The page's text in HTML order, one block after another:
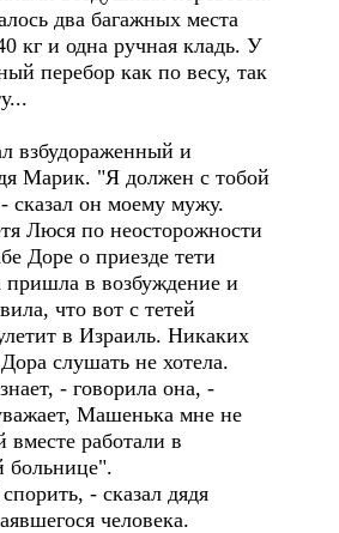
два багажных места
кг и одна ручная кладь. У
перебор как по весу, так
взбудораженный и
Марик. "Я должен с тобой
сказал он моему мужу.
Люся по неосторожности
Доре о приезде тети
в возбуждение и
что вот с тетей
в Израиль. Никаких
слушать не хотела.
- говорила она, -
Машенька мне не
работали в
больнице".
- сказал дядя
человека.